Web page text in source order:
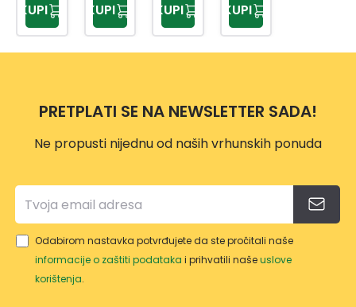
G SA
DRŠK
OM
KM
KUPI
SNIJE
G
BEZ
KM
KUPI
G LIM
KUPI
DRŠK
OM
KM
KUPI
PRETPLATI SE NA NEWSLETTER SADA!
Ne propusti nijednu od naših vrhunskih ponuda
Odabirom nastavka potvrđujete da ste pročitali naše
informacije o zaštiti podataka i prihvatili našeuslove
korištenja.